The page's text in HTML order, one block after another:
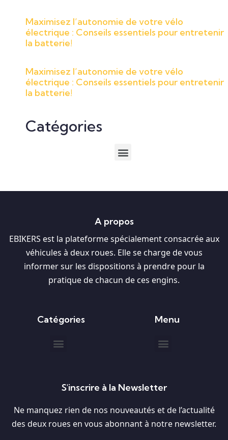
Maximisez l’autonomie de votre vélo
électrique : Conseils essentiels pour entretenir
la batterie!
Maximisez l’autonomie de votre vélo
électrique : Conseils essentiels pour entretenir
la batterie!
Catégories
A propos
EBIKERS est la plateforme spécialement consacrée aux
véhicules à deux roues. Elle se charge de vous
informer sur les dispositions à prendre pour la
pratique de chacun de ces engins.
Catégories Menu
S'inscrire à la Newsletter
Ne manquez rien de nos nouveautés et de l’actualité
des deux roues en vous abonnant à notre newsletter.